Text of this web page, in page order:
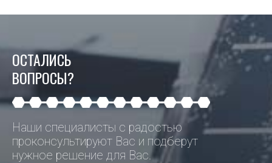
ОСТАЛИСЬ
ВОПРОСЫ?
Наши специалисты с радостью
проконсультируют Вас и подберут
нужное решение для Вас.